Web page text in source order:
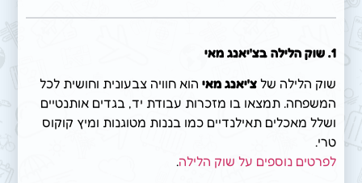
1. שוק הלילה בצ'יאנג מאי
שוק הלילה שלצ'יאנג מאי הוא חוויה צבעונית וחושית לכל
המשפחה. תמצאו בו מזכרות עבודת יד, בגדים אותנטיים
ושלל מאכלים תאילנדיים כמו בננות מטוגנות ומיץ קוקוס
טרי.
לפרטים נוספים על שוק הלילה.